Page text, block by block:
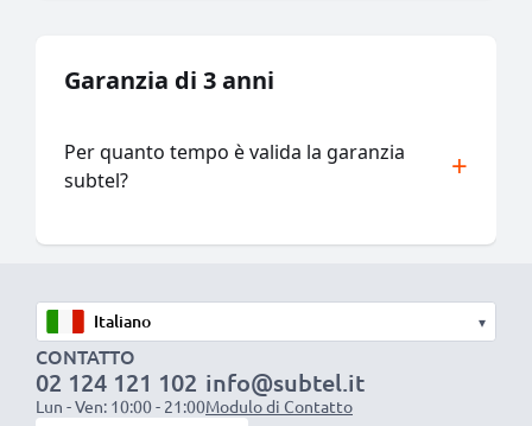
Garanzia di 3 anni
Per quanto tempo è valida la garanzia
subtel?
▾
CONTATTO
02 124 121 102
Lun - Ven: 10:00 - 21:00
info@subtel.it
Modulo di Contatto